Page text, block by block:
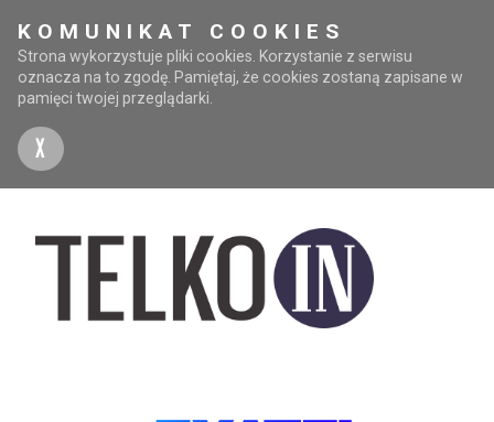
KOMUNIKAT COOKIES
Strona wykorzystuje pliki cookies. Korzystanie z serwisu
oznacza na to zgodę. Pamiętaj, że cookies zostaną zapisane w
pamięci twojej przeglądarki.
X